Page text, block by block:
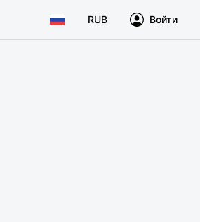
RUB Войти